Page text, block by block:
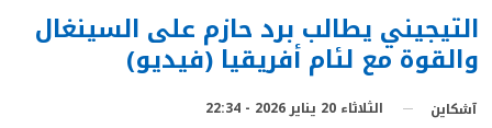
التيجيني يطالب برد حازم على السينغال
والقوة مع لئام أفريقيا (فيديو)
آشكاين الثلاثاء 20 يناير 2026 - 22:34